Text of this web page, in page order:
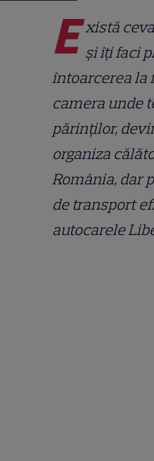
E xistă
și îți faci
întoarcerea la
camera unde
părinților,
organiza
România, dar
de transport
autocarele